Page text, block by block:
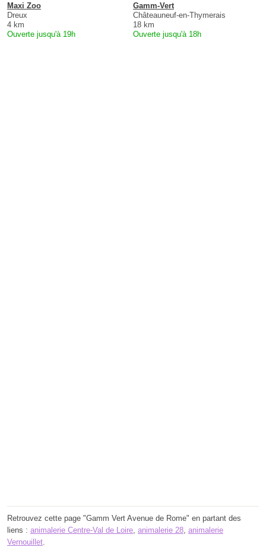
Maxi Zoo
Dreux
4 km
Ouverte jusqu'à 19h
Gamm-Vert
Châteauneuf-en-Thymerais
18 km
Ouverte jusqu'à 18h
Retrouvez cette page "Gamm Vert Avenue de Rome" en partant des
liens : animalerie Centre-Val de Loire animalerie 28 animalerie
Vernouillet